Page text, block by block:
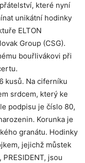
které nyní
unikátní hodinky
ELTON
Group (CSG).
bouřlivákovi při
kusů. Na ciferníku
srdcem, který ke
podpisu je číslo 80,
Korunka je
granátu. Hodinky
jejichž můstek
jsou